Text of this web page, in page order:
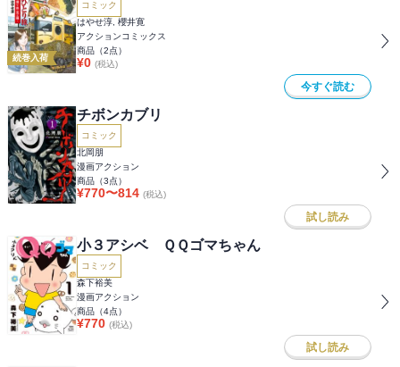
続巻入荷
コミック
はやせ淳, 櫻井寛
アクションコミックス
商品（2点）
¥0 (税込)
今すぐ読む
チボンカブリ
コミック
北岡朋
漫画アクション
商品（3点）
¥770〜814 (税込)
試し読み
小３アシベ ＱＱゴマちゃん
コミック
森下裕美
漫画アクション
商品（4点）
¥770 (税込)
試し読み